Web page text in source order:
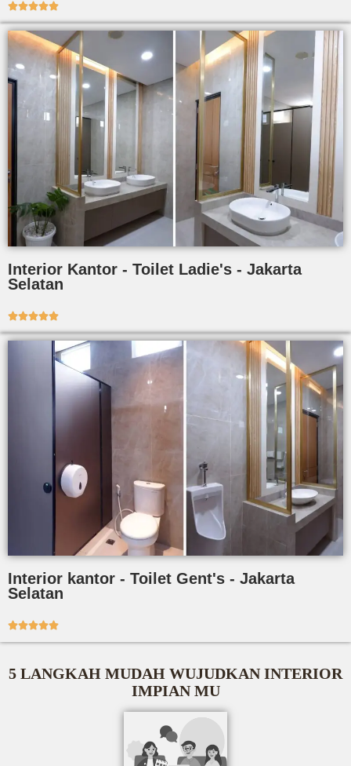

Interior Kantor - Toilet Ladie's - Jakarta
Selatan

Interior kantor - Toilet Gent's - Jakarta
Selatan

5 LANGKAH MUDAH WUJUDKAN INTERIOR
IMPIAN MU